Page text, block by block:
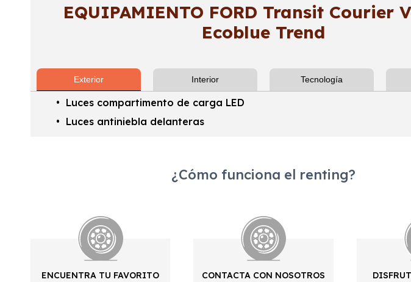
EQUIPAMIENTO FORD Transit Courier
Ecoblue Trend
Exterior Interior Tecnología
Luces compartimento de carga LED
Luces antiniebla delanteras
¿Cómo funciona el renting?
ENCUENTRA TU FAVORITO CONTACTA CON NOSOTROS